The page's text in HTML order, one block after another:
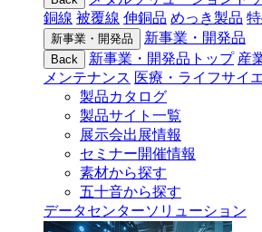
銅線 被覆線 伸銅品 めっき製品
新事業・開発品 新事業・開発品
Back 新事業・開発品トップ 産
メンテナンス 医療・ライフサイ
製品カタログ
製品サイト一覧
展示会出展情報
セミナー開催情報
素材から探す
五十音から探す
データセンターソリューション